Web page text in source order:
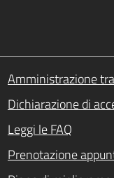
Amministrazione
Dichiarazione di
Leggi le FAQ
Prenotazione